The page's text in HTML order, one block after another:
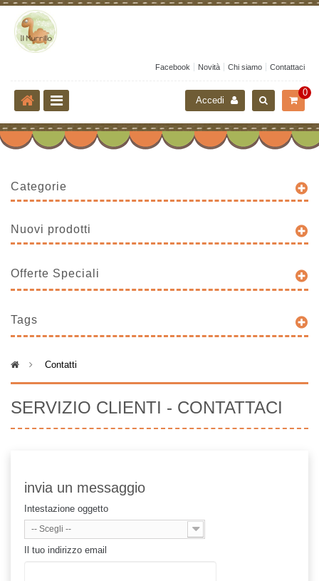
Facebook Novità Chi siamo Contattaci
0
Accedi
Categorie
Nuovi prodotti
Offerte Speciali
Tags
> Contatti
SERVIZIO CLIENTI - CONTATTACI
invia un messaggio
Intestazione oggetto
-- Scegli --
Il tuo indirizzo email